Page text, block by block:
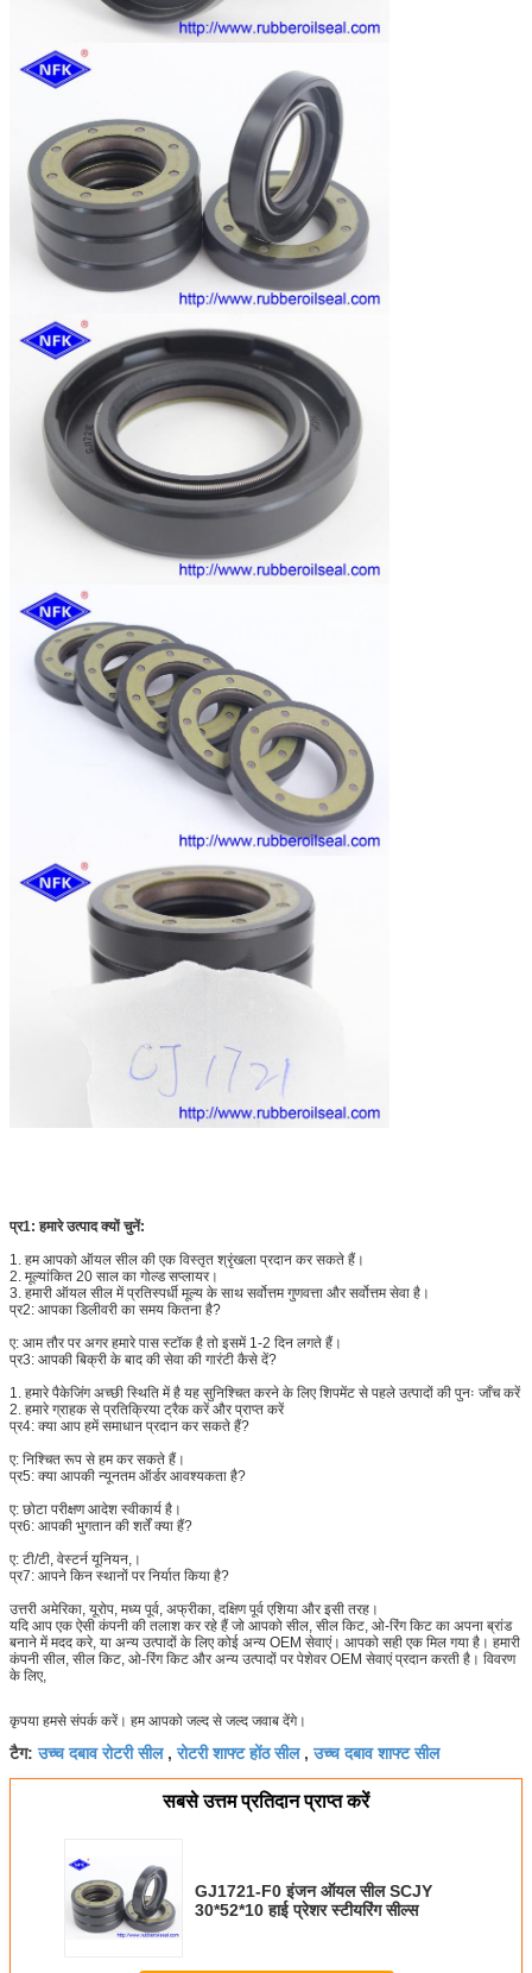
प्र1: हमारे उत्पाद क्यों चुनें:
1. हम आपको ऑयल सील की एक विस्तृत श्रृंखला प्रदान कर सकते हैं।
2. मूल्यांकित 20 साल का गोल्ड सप्लायर।
3. हमारी ऑयल सील में प्रतिस्पर्धी मूल्य के साथ सर्वोत्तम गुणवत्ता और सर्वोत्तम सेवा है।
प्र2: आपका डिलीवरी का समय कितना है?
ए: आम तौर पर अगर हमारे पास स्टॉक है तो इसमें 1-2 दिन लगते हैं।
प्र3: आपकी बिक्री के बाद की सेवा की गारंटी कैसे दें?
1. हमारे पैकेजिंग अच्छी स्थिति में है यह सुनिश्चित करने के लिए शिपमेंट से पहले उत्पादों की पुनः जाँच करें
2. हमारे ग्राहक से प्रतिक्रिया ट्रैक करें और प्राप्त करें
प्र4: क्या आप हमें समाधान प्रदान कर सकते हैं?
ए: निश्चित रूप से हम कर सकते हैं।
प्र5: क्या आपकी न्यूनतम ऑर्डर आवश्यकता है?
ए: छोटा परीक्षण आदेश स्वीकार्य है।
प्र6: आपकी भुगतान की शर्तें क्या हैं?
ए: टी/टी, वेस्टर्न यूनियन,।
प्र7: आपने किन स्थानों पर निर्यात किया है?
उत्तरी अमेरिका, यूरोप, मध्य पूर्व, अफ्रीका, दक्षिण पूर्व एशिया और इसी तरह।
यदि आप एक ऐसी कंपनी की तलाश कर रहे हैं जो आपको सील, सील किट, ओ-रिंग किट का अपना ब्रांड
बनाने में मदद करे, या अन्य उत्पादों के लिए कोई अन्य OEM सेवाएं। आपको सही एक मिल गया है। हमारी
कंपनी सील, सील किट, ओ-रिंग किट और अन्य उत्पादों पर पेशेवर OEM सेवाएं प्रदान करती है। विवरण
के लिए,
कृपया हमसे संपर्क करें। हम आपको जल्द से जल्द जवाब देंगे।
टैग:उच्च दबाव रोटरी सील,रोटरी शाफ्ट होंठ सील,उच्च दबाव शाफ्ट सील
सबसे उत्तम प्रतिदान प्राप्त करें
GJ1721-F0 इंजन ऑयल सील SCJY
30*52*10 हाई प्रेशर स्टीयरिंग सील्स